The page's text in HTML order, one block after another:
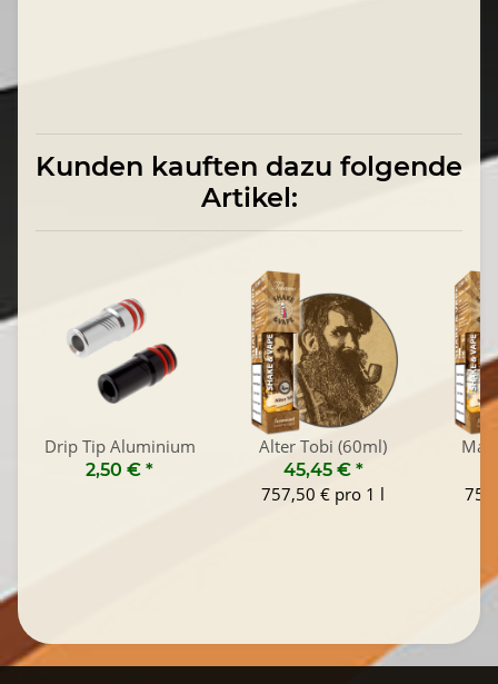
Kunden kauften dazu folgende
Artikel:
Drip Tip Aluminium
2,50 € *
Alter Tobi (60ml)
45,45 € *
757,50 € pro 1 l